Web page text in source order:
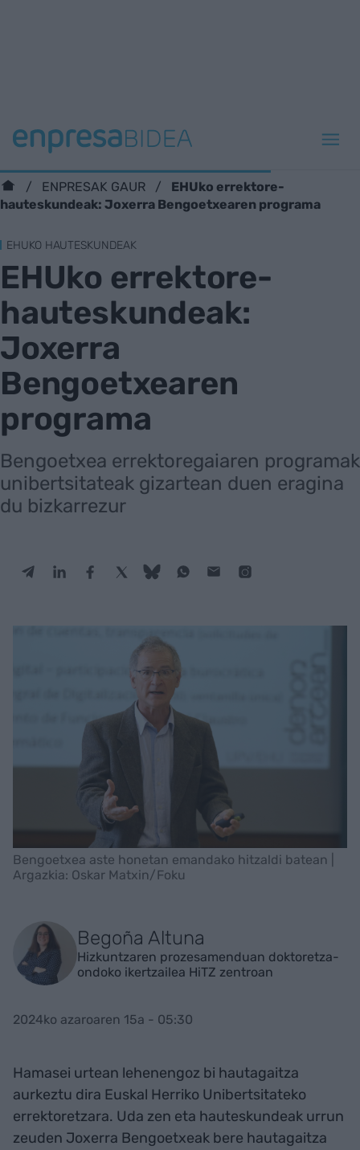
ENPRESAK GAUR
EHUko errektore-
hauteskundeak: Joxerra Bengoetxearen programa
EHUKO HAUTESKUNDEAK
EHUko errektore-
hauteskundeak:
Joxerra
Bengoetxearen
programa
Bengoetxea errektoregaiaren programak
unibertsitateak gizartean duen eragina
du bizkarrezur
Bengoetxea aste honetan emandako hitzaldi batean |
Argazkia: Oskar Matxin/Foku
Begoña Altuna
Hizkuntzaren prozesamenduan doktoretza-
ondoko ikertzailea HiTZ zentroan
2024ko azaroaren 15a - 05:30
Hamasei urtean lehenengoz bi hautagaitza
aurkeztu dira Euskal Herriko Unibertsitateko
errektoretzara. Uda zen eta hauteskundeak urrun
zeuden Joxerra Bengoetxeak bere hautagaitza